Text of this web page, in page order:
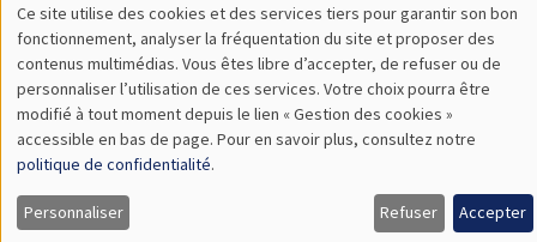
Utilisation
des
données
personnelles
et
Ce site utilise des cookies et des services tiers pour garantir son bon
fonctionnement, analyser la fréquentation du site et proposer des
contenus multimédias. Vous êtes libre d’accepter, de refuser ou de
personnaliser l’utilisation de ces services. Votre choix pourra être
modifié à tout moment depuis le lien « Gestion des cookies »
accessible en bas de page. Pour en savoir plus, consultez notre
politique de confidentialité.
Personnaliser Refuser Accepter